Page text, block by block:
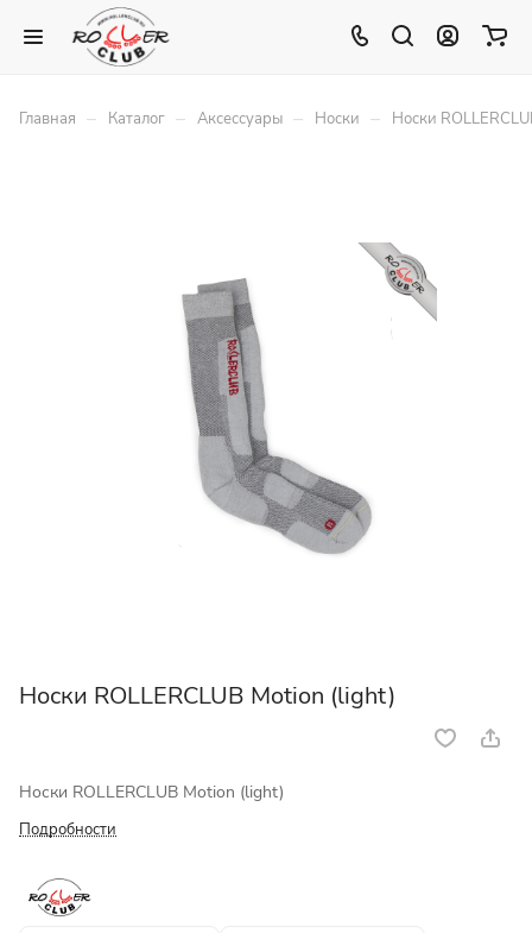
Главная – Каталог – Аксессуары – Носки – Носки
Носки ROLLERCLUB Motion (light)
Носки ROLLERCLUB Motion (light)
Подробности